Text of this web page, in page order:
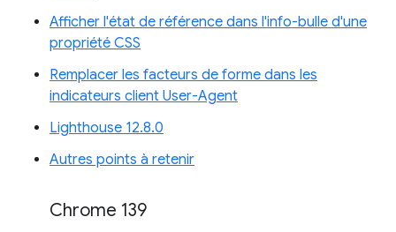
Afficher l'état de référence dans l'info-bulle d'une
propriété CSS
Remplacer les facteurs de forme dans les
indicateurs client User-Agent
Lighthouse 12.8.0
Autres points à retenir
Chrome 139